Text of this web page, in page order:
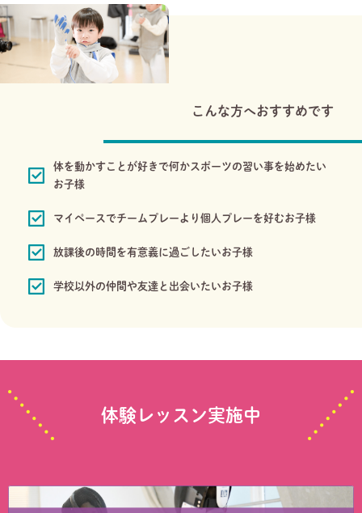
こんな方へおすすめです
体を動かすことが好きで何かスポーツの習い事を始めたい
お子様
マイペースでチームプレーより個人プレーを好むお子様
放課後の時間を有意義に過ごしたいお子様
学校以外の仲間や友達と出会いたいお子様
体験レッスン実施中